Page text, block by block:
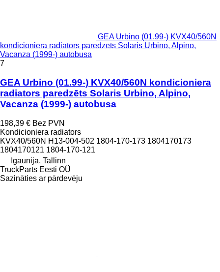
GEA Urbino (01.99-) KVX40/560N
kondicioniera radiators paredzēts Solaris Urbino, Alpino,
Vacanza (1999-) autobusa
7
GEA Urbino (01.99-) KVX40/560N kondicioniera
radiators paredzēts Solaris Urbino, Alpino,
Vacanza (1999-) autobusa
198,39 € Bez PVN
Kondicioniera radiators
KVX40/560N H13-004-502 1804-170-173 1804170173
1804170121 1804-170-121
Igaunija, Tallinn
TruckParts Eesti OÜ
Sazināties ar pārdevēju